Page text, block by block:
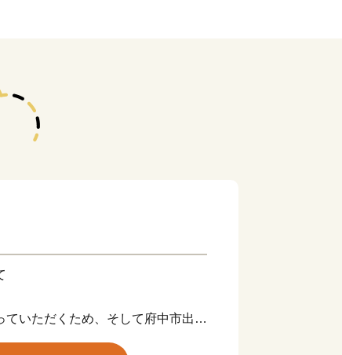
ていただくため、そして府中市出身
、市外在住で5千円以上のご寄附を